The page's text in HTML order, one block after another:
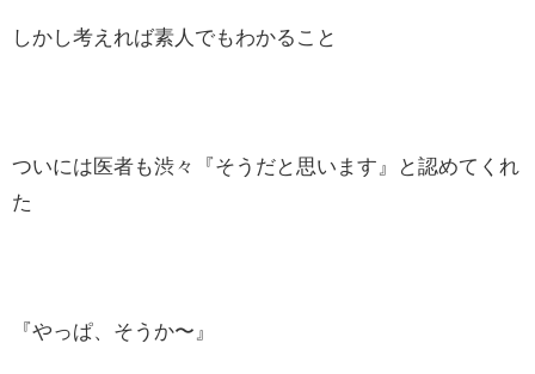
しかし考えれば素人でもわかること
ついには医者も渋々『そうだと思います』と認めてくれ
た
『やっぱ、そうか〜』